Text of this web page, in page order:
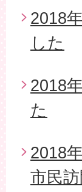
2018
した
2018
た
2018
市民